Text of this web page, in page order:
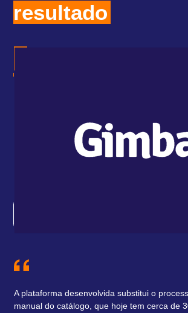
resultado
A plataforma desenvolvida substitui o
manual do catálogo, que hoje tem cerca de